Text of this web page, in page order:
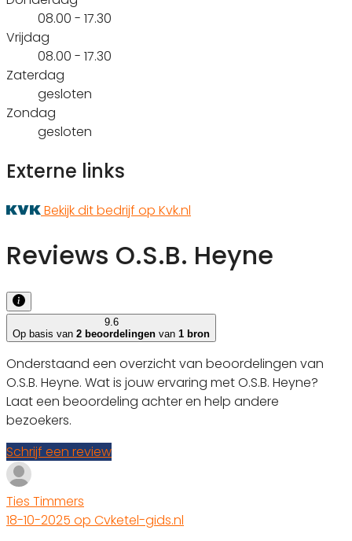
08.00 - 17.30
Vrijdag
08.00 - 17.30
Zaterdag
gesloten
Zondag
gesloten
Externe links
Bekijk dit bedrijf op Kvk.nl
Reviews O.S.B. Heyne
9.6
Op basis van 2 beoordelingen van 1 bron
Onderstaand een overzicht van beoordelingen van
O.S.B. Heyne. Wat is jouw ervaring met O.S.B. Heyne?
Laat een beoordeling achter en help andere
bezoekers.
Schrijf een review
Ties Timmers
18-10-2025 op Cvketel-gids.nl